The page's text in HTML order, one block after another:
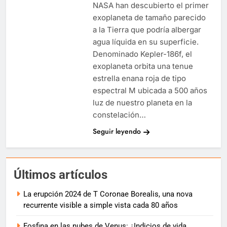
NASA han descubierto el primer
exoplaneta de tamaño parecido
a la Tierra que podría albergar
agua líquida en su superficie.
Denominado Kepler-186f, el
exoplaneta orbita una tenue
estrella enana roja de tipo
espectral M ubicada a 500 años
luz de nuestro planeta en la
constelación…
Seguir leyendo
Últimos artículos
La erupción 2024 de T Coronae Borealis, una nova
recurrente visible a simple vista cada 80 años